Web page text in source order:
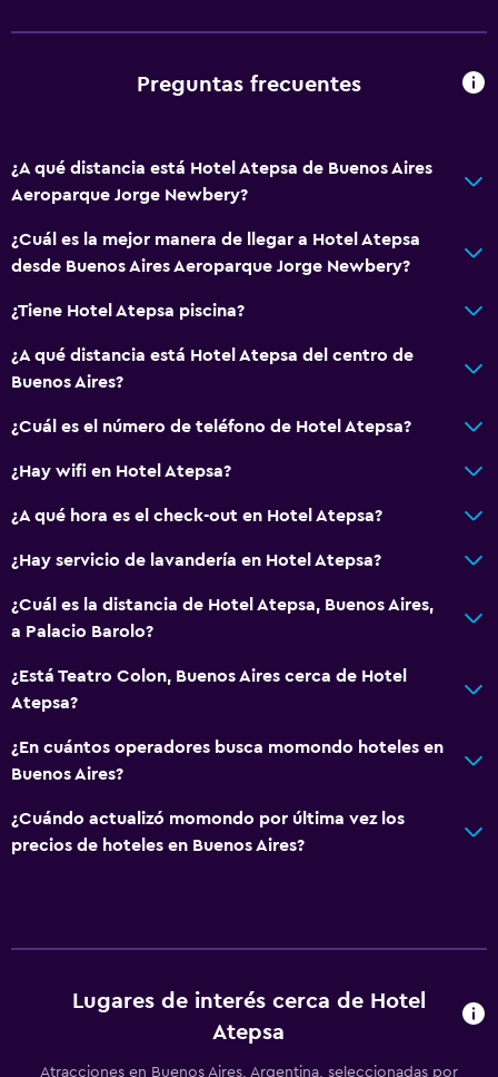
Preguntas frecuentes
¿A qué distancia está Hotel Atepsa de Buenos Aires
Aeroparque Jorge Newbery?
¿Cuál es la mejor manera de llegar a Hotel Atepsa
desde Buenos Aires Aeroparque Jorge Newbery?
¿Tiene Hotel Atepsa piscina?
¿A qué distancia está Hotel Atepsa del centro de
Buenos Aires?
¿Cuál es el número de teléfono de Hotel Atepsa?
¿Hay wifi en Hotel Atepsa?
¿A qué hora es el check-out en Hotel Atepsa?
¿Hay servicio de lavandería en Hotel Atepsa?
¿Cuál es la distancia de Hotel Atepsa, Buenos Aires,
a Palacio Barolo?
¿Está Teatro Colon, Buenos Aires cerca de Hotel
Atepsa?
¿En cuántos operadores busca momondo hoteles en
Buenos Aires?
¿Cuándo actualizó momondo por última vez los
precios de hoteles en Buenos Aires?
Lugares de interés cerca de Hotel
Atepsa
Atracciones en Buenos Aires, Argentina, seleccionadas por